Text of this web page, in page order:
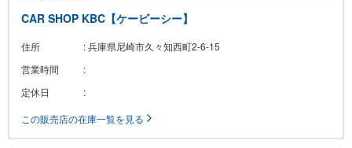
CAR SHOP KBC【ケービーシー】
住所
: 兵庫県尼崎市久々知西町2-6-15
営業時間
:
定休日
:
この販売店の在庫一覧を見る